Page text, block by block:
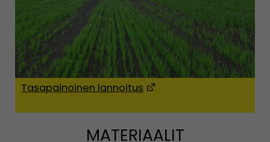
Tasapainoinen lannoitus
MATERIAALIT